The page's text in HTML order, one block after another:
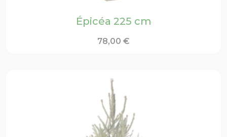
Épicéa 225 cm
78,00 €